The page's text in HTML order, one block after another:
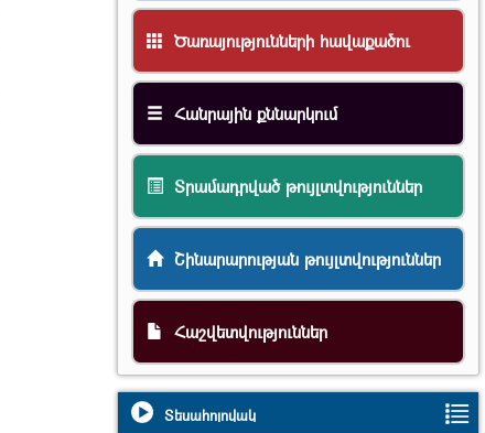
Ծառայությունների հավաքածու
Հանրային քննարկում
Տրամադրված թույլտվություններ
Շինարարության թույլտվություններ
Հաշվետվություններ
Տեսահոլովակ